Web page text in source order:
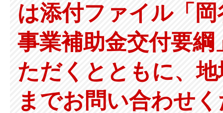
は添付ファイル「
事業補助金交付要
ただくとともに、
までお問い合わせ